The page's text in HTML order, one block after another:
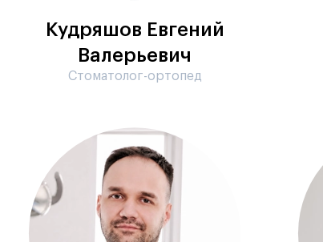
Кудряшов Евгений
Валерьевич
Стоматолог-ортопед